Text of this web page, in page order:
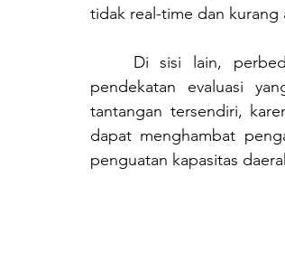
tidak real-time dan kurang
pendekatan evaluasi
tantangan tersendiri,
dapat menghambat
penguatan kapasitas